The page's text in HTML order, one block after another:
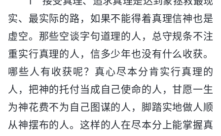
实、最实际的路，如果不能得着真理信神也是
虚空。那些空谈字句道理的人，总守规条不注
重实行真理的人，信多少年也没有什么收获。
哪些人有收获呢？真心尽本分肯实行真理的
人，把神的托付当成自己使命的人，甘愿一生
为神花费不为自己图谋的人，脚踏实地做人顺
从神摆布的人。这样的人在尽本分上能掌握真